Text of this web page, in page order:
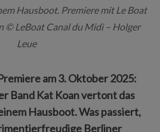
Hausboot. Premiere mit Le Boat
© LeBoat Canal du Midi – Holger
Leue
am 3. Oktober 2025:
Band Kat Koan vertont das
Hausboot. Was passiert,
Berliner